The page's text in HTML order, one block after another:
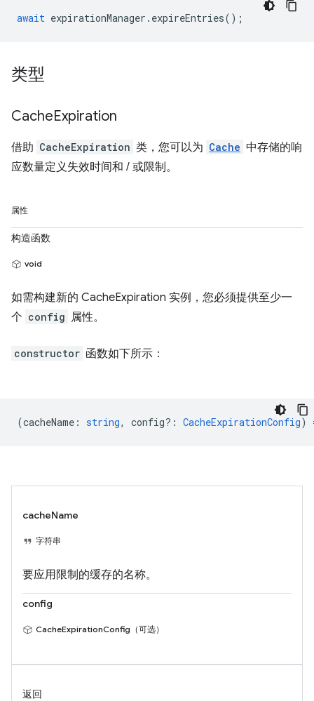
await expirationManager . expireEntries();
类型
CacheExpiration
借助 CacheExpiration 类，您可以为 Cache 中存储的响
应数量定义失效时间和 / 或限制。
属性
构造函数
void
如需构建新的 CacheExpiration 实例，您必须提供至少一
个 config 属性。
constructor 函数如下所示：
(cacheName : string, config? : CacheExpirationConfig)
cacheName
字符串
要应用限制的缓存的名称。
config
CacheExpirationConfig（可选）
返回